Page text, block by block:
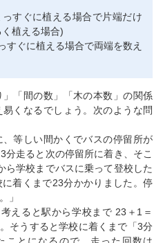
ぐに植える場合で片端だけ
植える場合)
ぐに植える場合で両端を数え
「間の数」「木の本数」の関係
くなるでしょう。次のような問
、等しい間かくでバスの停留所が
分走ると次の停留所に着き、そこ
ら学校までバスに乗って登校した
着くまで23分かかりました。停
」
えると駅から学校まで 23＋1＝
そうすると学校に着くまで「3分